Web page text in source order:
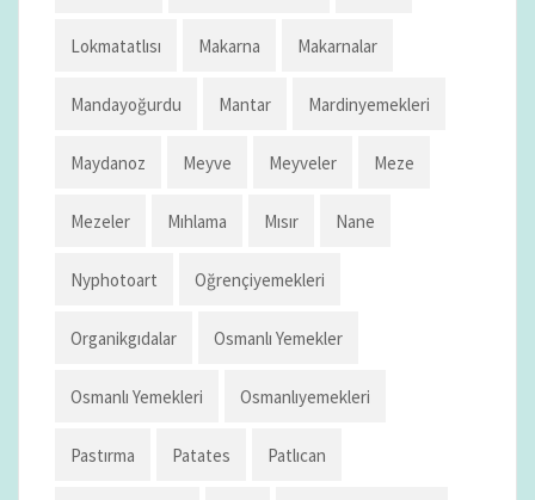
Lokmatatlısı Makarna Makarnalar
Mandayoğurdu Mantar Mardinyemekleri
Maydanoz Meyve Meyveler Meze
Mezeler Mıhlama Mısır Nane
Nyphotoart Oğrençiyemekleri
Organikgıdalar Osmanlı Yemekler
Osmanlı Yemekleri Osmanlıyemekleri
Pastırma Patates Patlıcan